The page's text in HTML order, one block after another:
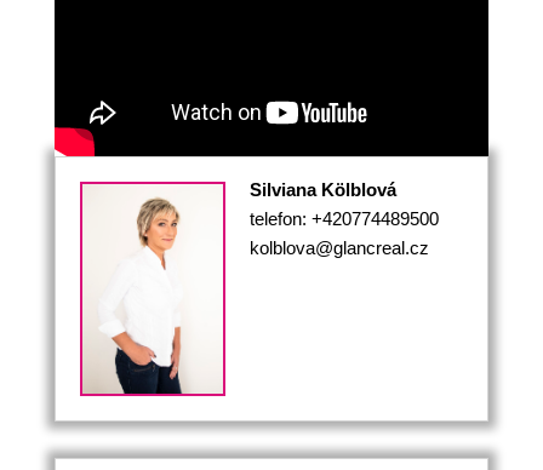
Silviana Kölblová
telefon: +420774489500
kolblova@glancreal.cz